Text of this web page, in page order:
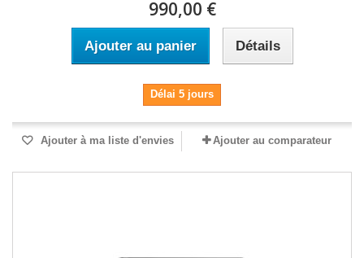
990,00 €
Ajouter au panier Détails
Délai 5 jours
Ajouter à ma liste d'envies Ajouter au comparateur